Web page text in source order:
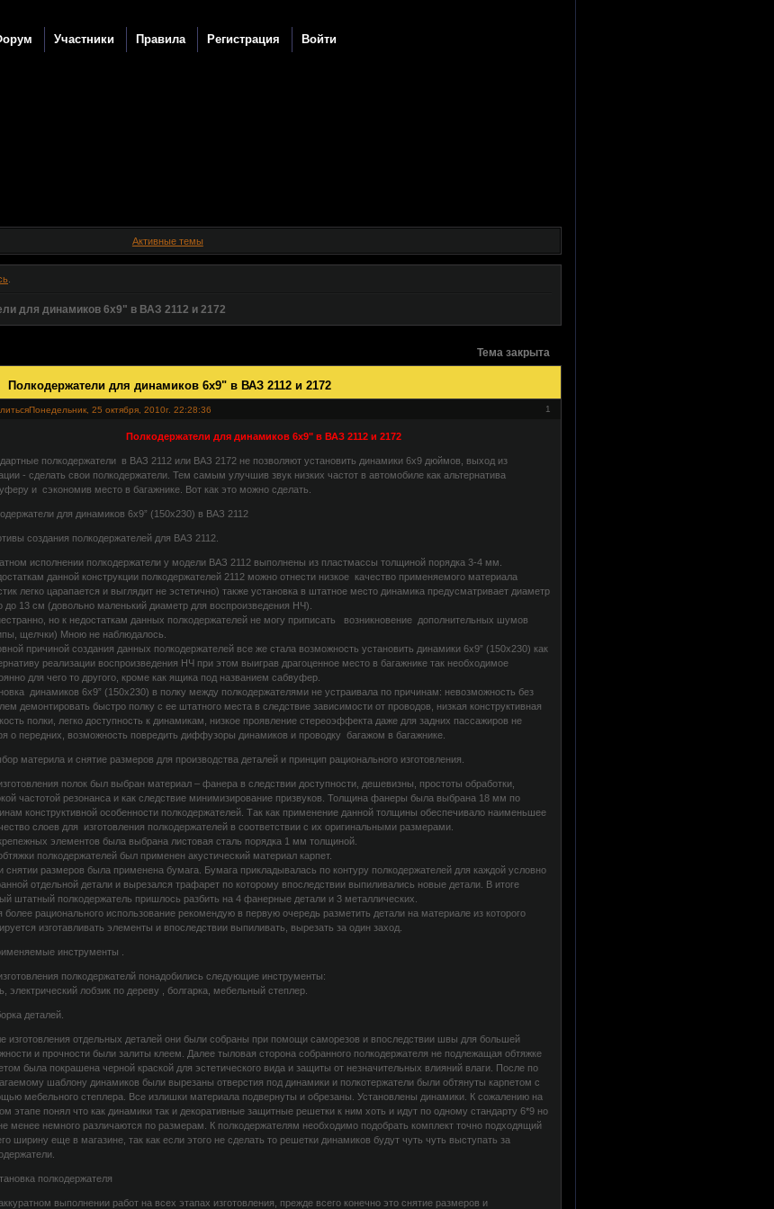
Участники Правила Регистрация Войти
Активные темы
для динамиков 6x9" в ВАЗ 2112 и 2172
Полкодержатели для динамиков 6x9" в ВАЗ 2112 и 2172
Тема закрыта
1
Понедельник, 25 октября, 2010г. 22:28:36
Полкодержатели для динамиков 6x9" в ВАЗ 2112 и 2172
полкодержатели в ВАЗ 2112 или ВАЗ 2172 не позволяют установить динамики 6x9 дюймов, выход из
- сделать свои полкодержатели. Тем самым улучшив звук низких частот в автомобиле как альтернатива
и сэкономив место в багажнике. Вот как это можно сделать.
для динамиков 6х9” (150х230) в ВАЗ 2112
создания полкодержателей для ВАЗ 2112.
исполнении полкодержатели у модели ВАЗ 2112 выполнены из пластмассы толщиной порядка 3-4 мм.
данной конструкции полкодержателей 2112 можно отнести низкое качество применяемого материала
легко царапается и выглядит не эстетично) также установка в штатное место динамика предусматривает диаметр
до 13 см (довольно маленький диаметр для воспроизведения НЧ).
но к недостаткам данных полкодержателей не могу приписать возникновение дополнительных шумов
щелчки) Мною не наблюдалось.
причиной создания данных полкодержателей все же стала возможность установить динамики 6х9” (150х230) как
реализации воспроизведения НЧ при этом выиграв драгоценное место в багажнике так необходимое
для чего то другого, кроме как ящика под названием сабвуфер.
динамиков 6х9” (150х230) в полку между полкодержателями не устраивала по причинам: невозможность без
демонтировать быстро полку с ее штатного места в следствие зависимости от проводов, низкая конструктивная
полки, легко доступность к динамикам, низкое проявление стереоэффекта даже для задних пассажиров не
о передних, возможность повредить диффузоры динамиков и проводку багажом в багажнике.
материла и снятие размеров для производства деталей и принцип рационального изготовления.
полок был выбран материал – фанера в следствии доступности, дешевизны, простоты обработки,
частотой резонанса и как следствие минимизирование призвуков. Толщина фанеры была выбрана 18 мм по
конструктивной особенности полкодержателей. Так как применение данной толщины обеспечивало наименьшее
слоев для изготовления полкодержателей в соответствии с их оригинальными размерами.
элементов была выбрана листовая сталь порядка 1 мм толщиной.
полкодержателей был применен акустический материал карпет.
размеров была применена бумага. Бумага прикладывалась по контуру полкодержателей для каждой условно
отдельной детали и вырезался трафарет по которому впоследствии выпиливались новые детали. В итоге
штатный полкодержатель пришлось разбить на 4 фанерные детали и 3 металлических.
рационального использование рекомендую в первую очередь разметить детали на материале из которого
изготавливать элементы и впоследствии выпиливать, вырезать за один заход.
инструменты .
полкодержателй понадобились следующие инструменты:
электрический лобзик по дереву , болгарка, мебельный степлер.
деталей.
изготовления отдельных деталей они были собраны при помощи саморезов и впоследствии швы для большей
и прочности были залиты клеем. Далее тыловая сторона собранного полкодержателя не подлежащая обтяжке
была покрашена черной краской для эстетического вида и защиты от незначительных влияний влаги. После по
шаблону динамиков были вырезаны отверстия под динамики и полкотержатели были обтянуты карпетом с
мебельного степлера. Все излишки материала подвернуты и обрезаны. Установлены динамики. К сожалению на
этапе понял что как динамики так и декоративные защитные решетки к ним хоть и идут по одному стандарту 6*9 но
менее немного различаются по размерам. К полкодержателям необходимо подобрать комплект точно подходящий
ширину еще в магазине, так как если этого не сделать то решетки динамиков будут чуть чуть выступать за
полкодержателя
выполнении работ на всех этапах изготовления, прежде всего конечно это снятие размеров и